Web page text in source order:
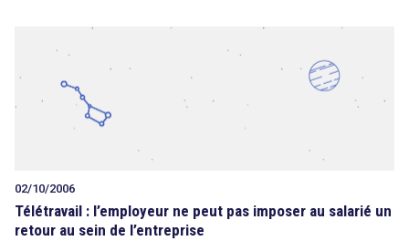
02/10/2006
Télétravail : l’employeur ne peut pas imposer au salarié un
retour au sein de l’entreprise